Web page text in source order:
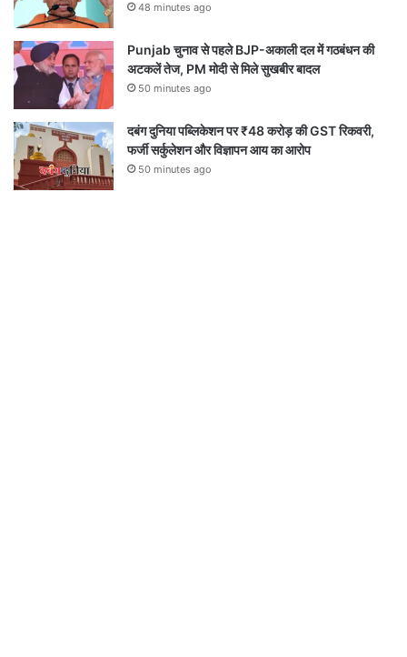
48 minutes ago
Punjab चुनाव से पहले BJP-अकाली दल में गठबंधन की
अटकलें तेज, PM मोदी से मिले सुखबीर बादल
50 minutes ago
दबंग दुनिया पब्लिकेशन पर ₹48 करोड़ की GST रिकवरी,
फर्जी सर्कुलेशन और विज्ञापन आय का आरोप
50 minutes ago